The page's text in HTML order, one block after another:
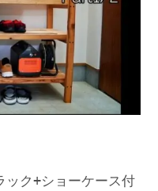
ック+ショーケース付